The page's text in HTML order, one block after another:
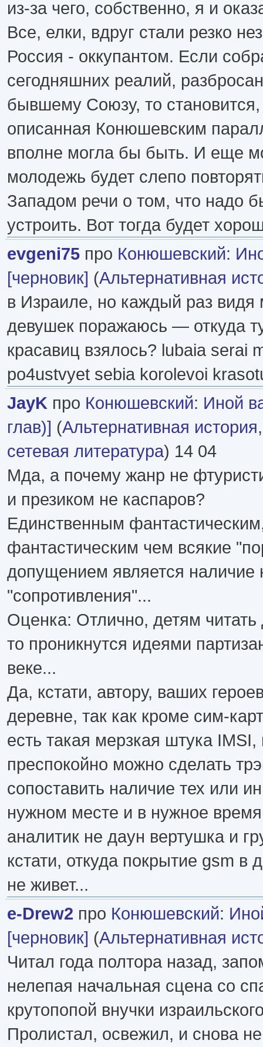
из-за чего, собственно, я и
Все, елки, вдруг стали резко
Россия - оккупантом. Если
сегодняшних реалий,
бывшему Союзу, то становится,
описанная Конюшевским
вполне могла бы быть. И еще
молодежь будет слепо
Западом речи о том, что надо
устроить. Вот тогда будет
evgeni75 про Конюшевский:
[черновик] (Альтернативная
в Израиле, но каждый раз видя
девушек поражаюсь — откуда
красавиц взялось? lubaia serai
po4ustvyet sebia korolevoi
JayK про Конюшевский: Иной
глав)] (Альтернативная история
сетевая литература) 14 04
Мда, а почему жанр не
и презиком не каспаров?
Единственным
фантастическим чем всякие
допущением является наличие
"сопротивления"...
Оценка: Отлично, детям читать
то проникнутся идеями
веке...
Да, кстати, автору, ваших
деревне, так как кроме сим-
есть такая мерзкая штука IMSI,
преспокойно можно сделать
сопоставить наличие тех или
нужном месте и в нужное
аналитик не даун вертушка и
кстати, откуда покрытие gsm в
не живет...
e-Drew2 про Конюшевский:
[черновик] (Альтернативная
Читал года полтора назад,
нелепая начальная сцена со
крутопопой внучки
Пролистал, освежил, и снова